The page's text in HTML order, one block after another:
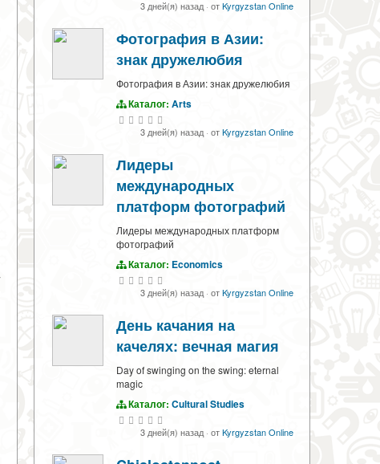
3 дней(я) назад· отKyrgyzstan Online
Фотография в Азии:
знак дружелюбия
Фотография в Азии: знак дружелюбия
Каталог: Arts
3 дней(я) назад· отKyrgyzstan Online
Лидеры
международных
платформ фотографий
Лидеры международных платформ
фотографий
Каталог: Economics
3 дней(я) назад· отKyrgyzstan Online
День качания на
качелях: вечная магия
Day of swinging on the swing: eternal
magic
Каталог: Cultural Studies
3 дней(я) назад· отKyrgyzstan Online